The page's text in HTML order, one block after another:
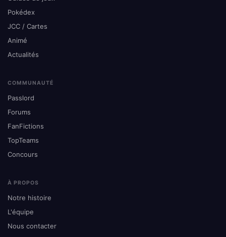
Pokédex
JCC / Cartes
Animé
Actualités
COMMUNAUTÉ
Passlord
Forums
FanFictions
TopTeams
Concours
À PROPOS
Notre histoire
L'équipe
Nous contacter